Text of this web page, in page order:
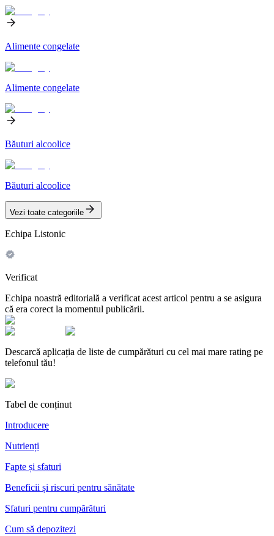
Alimente congelate
Alimente congelate
Băuturi alcoolice
Băuturi alcoolice
Vezi toate categoriile
Echipa Listonic
Verificat
Echipa noastră editorială a verificat acest articol pentru a se asigura
că era corect la momentul publicării.
Descarcă aplicația de liste de cumpărături cu cel mai mare rating pe
telefonul tău!
Tabel de conținut
Introducere
Nutrienți
Fapte și sfaturi
Beneficii și riscuri pentru sănătate
Sfaturi pentru cumpărături
Cum să depozitezi